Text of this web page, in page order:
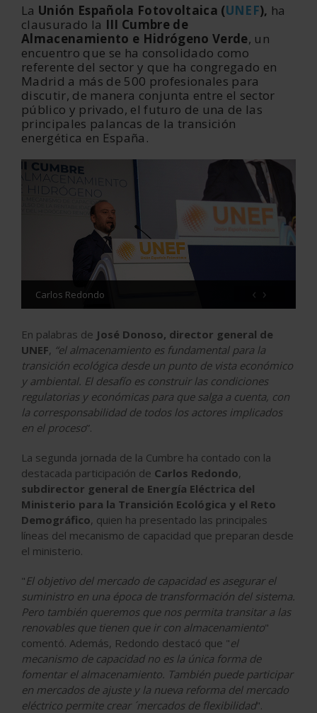
La Unión Española Fotovoltaica (UNEF), ha
clausurado la III Cumbre de
Almacenamiento e Hidrógeno Verde, un
encuentro que se ha consolidado como
referente del sector y que ha congregado en
Madrid a más de 500 profesionales para
discutir, de manera conjunta entre el sector
público y privado, el futuro de una de las
principales palancas de la transición
energética en España.
Carlos Redondo ‹ ›
En palabras de José Donoso, director general de
UNEF, “el almacenamiento es fundamental para la
transición ecológica desde un punto de vista económico
y ambiental. El desafío es construir las condiciones
regulatorias y económicas para que salga a cuenta, con
la corresponsabilidad de todos los actores implicados
en el proceso”.
La segunda jornada de la Cumbre ha contado con la
destacada participación de Carlos Redondo,
subdirector general de Energía Eléctrica del
Ministerio para la Transición Ecológica y el Reto
Demográfico, quien ha presentado las principales
líneas del mecanismo de capacidad que preparan desde
el ministerio.
"El objetivo del mercado de capacidad es asegurar el
suministro en una época de transformación del sistema.
Pero también queremos que nos permita transitar a las
renovables que tienen que ir con almacenamiento"
comentó. Además, Redondo destacó que "el
mecanismo de capacidad no es la única forma de
fomentar el almacenamiento. También puede participar
en mercados de ajuste y la nueva reforma del mercado
eléctrico permite crear ´mercados de flexibilidad".